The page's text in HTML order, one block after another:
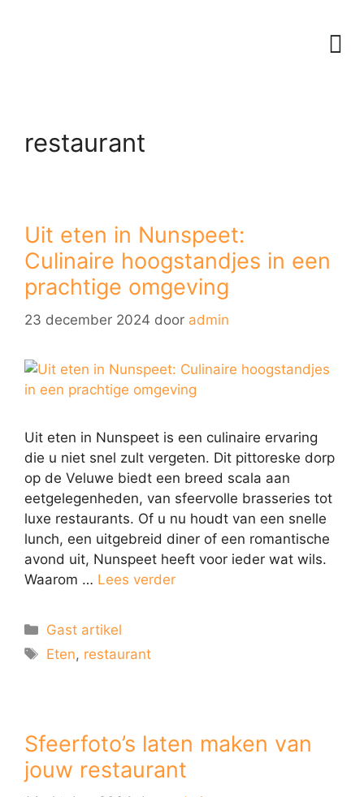
restaurant
Uit eten in Nunspeet:
Culinaire hoogstandjes in een
prachtige omgeving
23 december 2024 door admin
Uit eten in Nunspeet is een culinaire ervaring
die u niet snel zult vergeten. Dit pittoreske dorp
op de Veluwe biedt een breed scala aan
eetgelegenheden, van sfeervolle brasseries tot
luxe restaurants. Of u nu houdt van een snelle
lunch, een uitgebreid diner of een romantische
avond uit, Nunspeet heeft voor ieder wat wils.
Waarom … Lees verder
Gast artikel
Eten, restaurant
Sfeerfoto’s laten maken van
jouw restaurant